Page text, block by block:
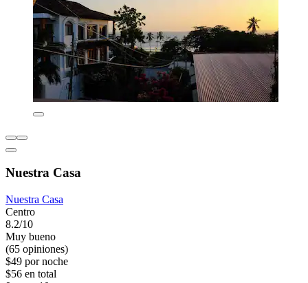
Nuestra Casa
Nuestra Casa
Centro
8.2/10
Muy bueno
(65 opiniones)
$49 por noche
$56 en total